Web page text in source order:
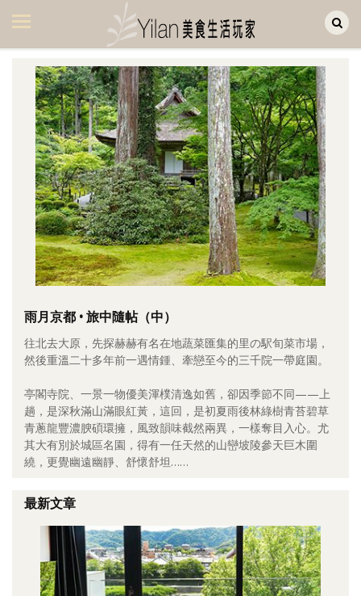
美食集
美飲集
廚房集
旅遊集
旅遊美食集
生活風
書房集
日記簿
餐桌週記
享樂隨手拍
影音區
創意出版服務
關於Yilan
個人著作
活動實況記錄
雨月京都 • 旅中隨帖（中）
往北去大原，先探赫赫有名在地蔬菜匯集的里の駅旬菜市場，
然後重溫二十多年前一遇情鍾、牽戀至今的三千院一帶庭園。
亭閣寺院、一景一物優美渾樸清逸如舊，卻因季節不同——上
趟，是深秋滿山滿眼紅黃，這回，是初夏雨後林綠樹青苔碧草
青蔥龍豐濃腴碩環擁，風致韻味截然兩異，一樣奪目入心。尤
其大有別於城區名園，得有一任天然的山巒坡陵參天巨木圍
繞，更覺幽遠幽靜、舒懷舒坦……
最新文章